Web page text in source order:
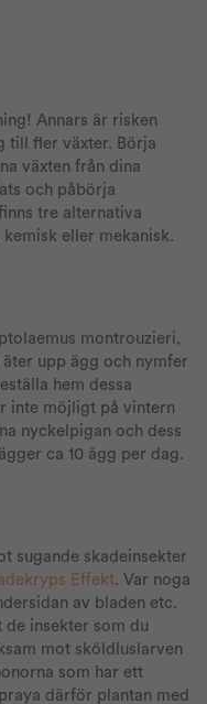
Annars är risken
till fler växter. Börja
växten från dina
och påbörja
tre alternativa
eller mekanisk.
montrouzieri,
upp ägg och nymfer
hem dessa
inte möjligt på vintern
nyckelpigan och dess
ca 10 ägg per dag.
sugande skadeinsekter
Effekt. Var noga
av bladen etc.
insekter som du
mot sköldluslarven
som har ett
därför plantan med